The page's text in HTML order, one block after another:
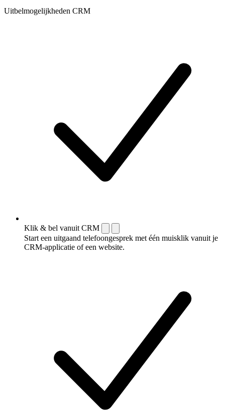
Uitbelmogelijkheden CRM
Klik & bel vanuit CRM
Start een uitgaand telefoongesprek met één muisklik vanuit je
CRM-applicatie of een website.